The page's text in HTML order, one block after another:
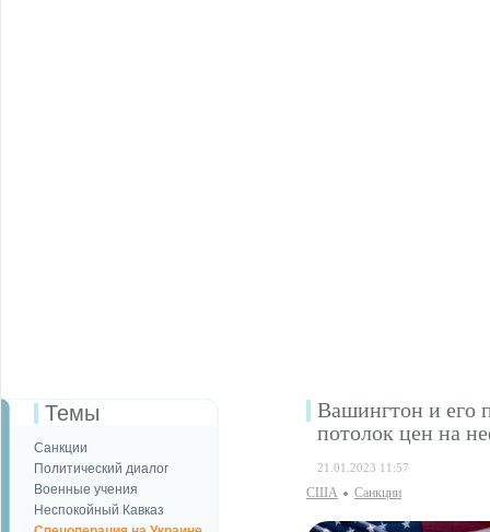
Темы
Санкции
Политический диалог
Военные учения
Неспокойный Кавказ
Вашингтон и его
потолок цен на
21.01.2023 11:57
США Санкции